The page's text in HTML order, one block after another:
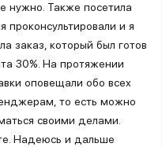
нужно. Также посетила
проконсультировали и я
заказ, который был готов
30%. На протяжении
оповещали обо всех
то есть можно
своими делами.
Надеюсь и дальше